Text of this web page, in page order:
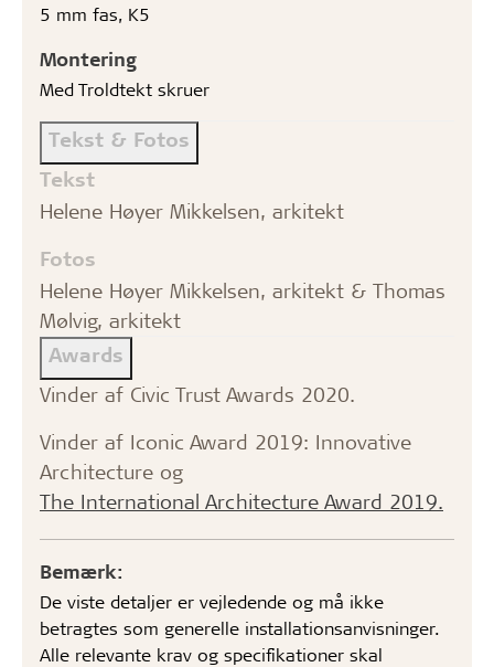
5 mm fas, K5
Montering
Med Troldtekt skruer
Tekst & Fotos
Tekst
Helene Høyer Mikkelsen, arkitekt
Fotos
Helene Høyer Mikkelsen, arkitekt & Thomas
Mølvig, arkitekt
Awards
Vinder af Civic Trust Awards 2020.
Vinder af Iconic Award 2019: Innovative
Architecture og
The International Architecture Award 2019.
Bemærk:
De viste detaljer er vejledende og må ikke
betragtes som generelle installationsanvisninger.
Alle relevante krav og specifikationer skal